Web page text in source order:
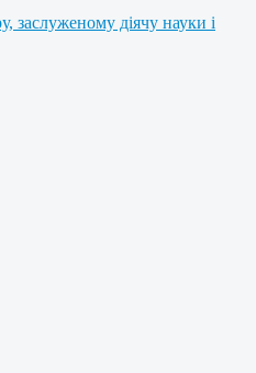
діячу науки і